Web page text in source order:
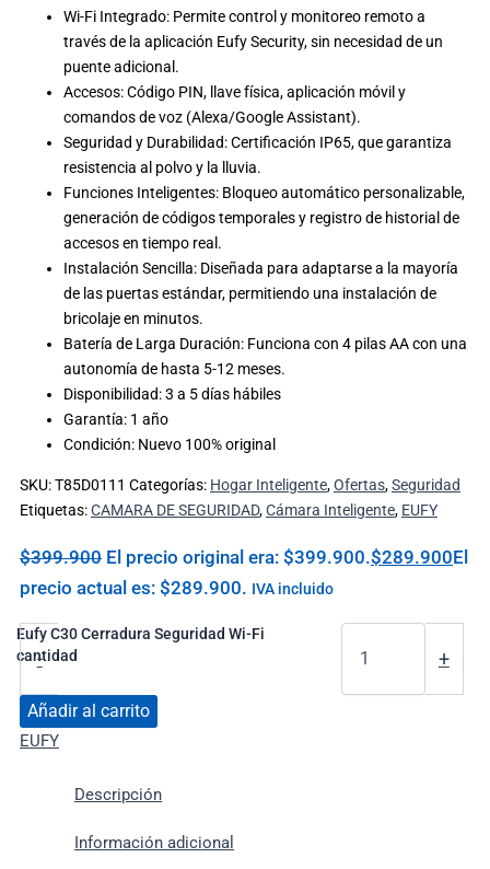
Wi-Fi Integrado: Permite control y monitoreo remoto a
través de la aplicación Eufy Security, sin necesidad de un
puente adicional.
Accesos: Código PIN, llave física, aplicación móvil y
comandos de voz (Alexa/Google Assistant).
Seguridad y Durabilidad: Certificación IP65, que garantiza
resistencia al polvo y la lluvia.
Funciones Inteligentes: Bloqueo automático personalizable,
generación de códigos temporales y registro de historial de
accesos en tiempo real.
Instalación Sencilla: Diseñada para adaptarse a la mayoría
de las puertas estándar, permitiendo una instalación de
bricolaje en minutos.
Batería de Larga Duración: Funciona con 4 pilas AA con una
autonomía de hasta 5-12 meses.
Disponibilidad: 3 a 5 días hábiles
Garantía: 1 año
Condición: Nuevo 100% original
SKU:T85D0111 Categorías: Hogar Inteligente,Ofertas,Seguridad
Etiquetas:CAMARA DE SEGURIDAD,Cámara Inteligente, EUFY
$399.900 El precio original era: $399.900.$289.900El
precio actual es: $289.900. IVA incluido
-
Eufy C30 Cerradura Seguridad Wi-Fi
cantidad
+
Añadir al carrito
EUFY
Descripción
Información adicional